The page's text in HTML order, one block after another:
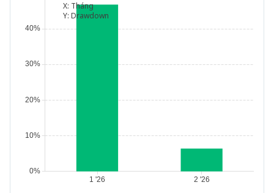
X: Tháng
Y: Drawdown